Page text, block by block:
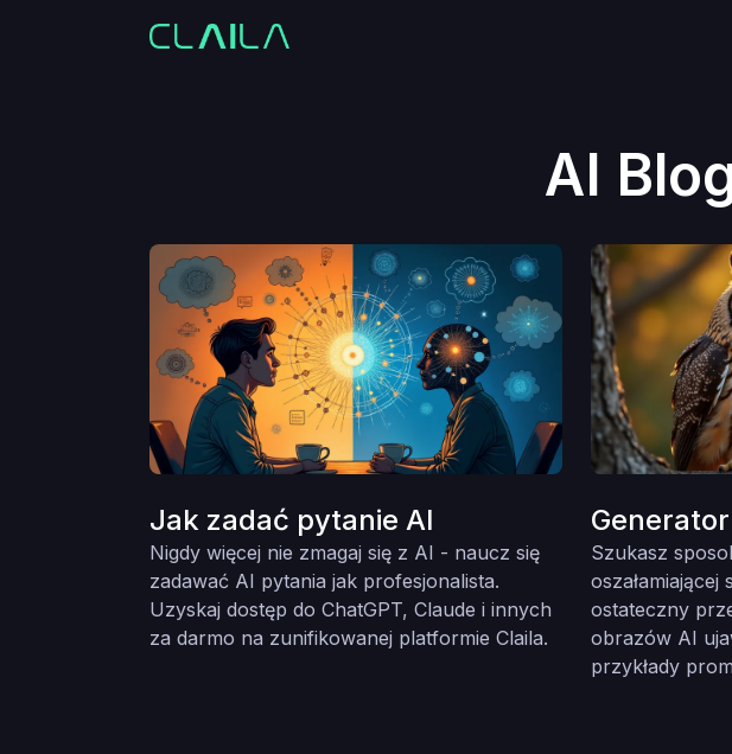
AI
Jak zadać pytanie AI
Nigdy więcej nie zmagaj się z AI - naucz się
zadawać AI pytania jak profesjonalista.
Uzyskaj dostęp do ChatGPT, Claude i innych
za darmo na zunifikowanej platformie Claila.
Szukasz
ostateczny
obrazów AI
przykłady